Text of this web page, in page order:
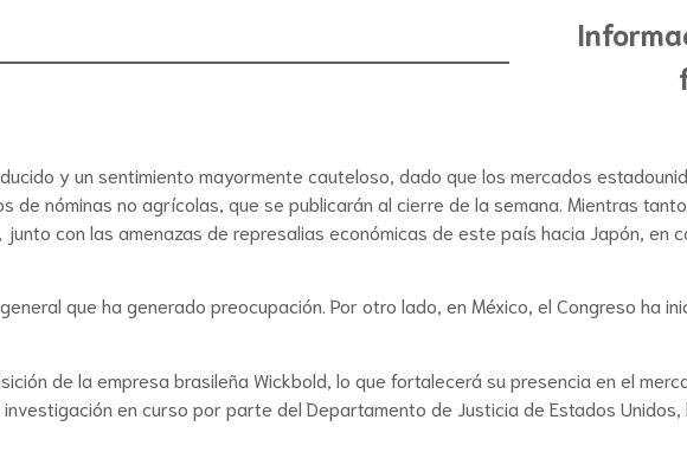
y un sentimiento mayormente cauteloso, dado que los mercados
de nóminas no agrícolas, que se publicarán al cierre de la semana. Mientras
con las amenazas de represalias económicas de este país hacia Japón, en
que ha generado preocupación. Por otro lado, en México, el Congreso ha
de la empresa brasileña Wickbold, lo que fortalecerá su presencia en el
en curso por parte del Departamento de Justicia de Estados